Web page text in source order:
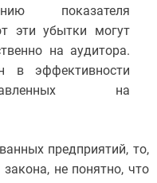
показателя
эти убытки могут
на аудитора.
в эффективности
на
предприятий, то,
не понятно, что